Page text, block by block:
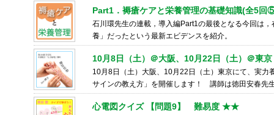
Part1．褥瘡ケアと栄養管理の基礎知識(全5回
石川環先生の連載，導入編Part1の最後となる今回は
養」だったという最新エビデンスを紹介。
10月8日（土）＠大阪、10月22日（土）＠東京
10月8日（土）大阪、10月22日（土）東京にて、実力
サインの教え方」を開催します！ 講師は徳田安春先
心電図クイズ 【問題9】 難易度 ★★